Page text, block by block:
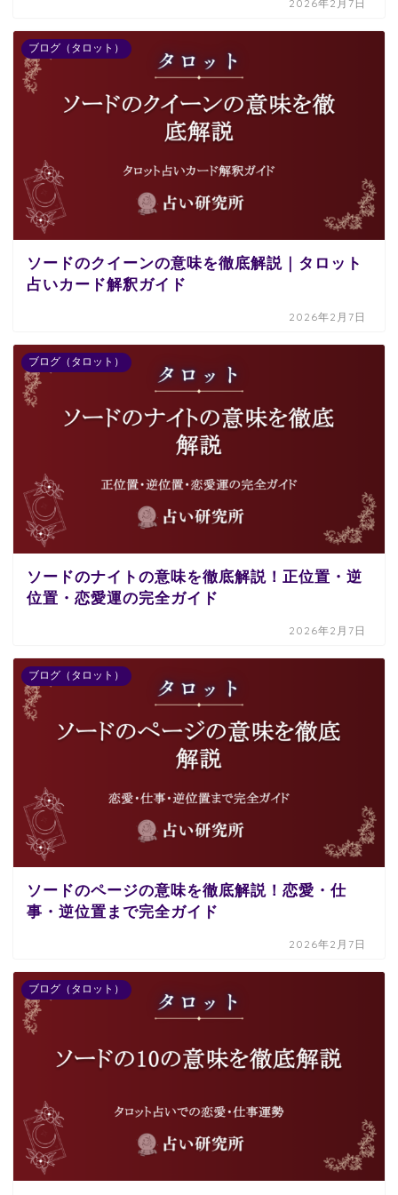
2026年2月7日
ブログ（タロット）
ソードのクイーンの意味を徹底解説｜タロット
占いカード解釈ガイド
2026年2月7日
ブログ（タロット）
ソードのナイトの意味を徹底解説！正位置・逆
位置・恋愛運の完全ガイド
2026年2月7日
ブログ（タロット）
ソードのページの意味を徹底解説！恋愛・仕
事・逆位置まで完全ガイド
2026年2月7日
ブログ（タロット）